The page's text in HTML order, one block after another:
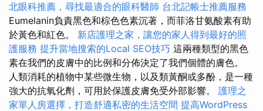
北眼科推薦，尋找最適合的眼科醫師 台北記帳士推薦服務
Eumelanin負責黑色和棕色色素沉著，而菲洛甘氨酸素有助
於黃色和紅色。 新店護理之家，讓您的家人得到最好的照
護服務 提升當地搜索的Local SEO技巧 這兩種類型的黑色
素在我們的皮膚中的比例和分佈決定了我們個體的膚色。
人類消耗的植物中某些微生物，以及類黃酮或多酚，是一種
強大的抗氧化劑，可用於保護皮膚免受外部影響。 護理之
家單人房選擇，打造舒適私密的生活空間 提高WordPress